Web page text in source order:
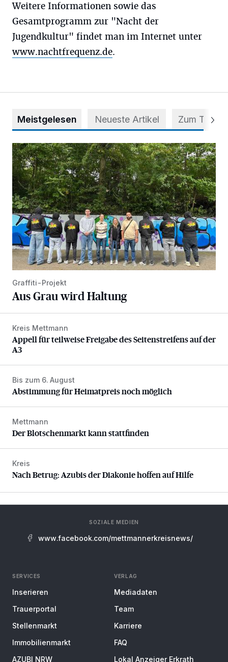
Weitere Informationen sowie das
Gesamtprogramm zur "Nacht der
Jugendkultur" findet man im Internet unter
www.nachtfrequenz.de.
Meistgelesen Neueste Artikel Zum Thema
Aus Grau wird Haltung
Graffiti-Projekt
Aus Grau wird Haltung
Appell für teilweise Freigabe des Seitenstreifens auf der A3
Kreis Mettmann
Appell für teilweise Freigabe des Seitenstreifens auf der
A3
Abstimmung für Heimatpreis noch möglich
Bis zum 6. August
Abstimmung für Heimatpreis noch möglich
Der Blotschenmarkt kann stattfinden
Mettmann
Der Blotschenmarkt kann stattfinden
Nach Betrug: Azubis der Diakonie hoffen auf Hilfe
Kreis
Nach Betrug: Azubis der Diakonie hoffen auf Hilfe
SOZIALE MEDIEN
www.facebook.com/mettmannerkreisnews/
SERVICES
Inserieren
Trauerportal
Stellenmarkt
Immobilienmarkt
AZUBI NRW
VERLAG
Mediadaten
Team
Karriere
FAQ
Lokal Anzeiger Erkrath